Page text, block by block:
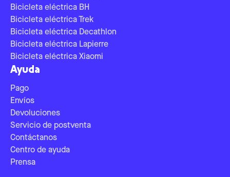
Bicicleta eléctrica BH
Bicicleta eléctrica Trek
Bicicleta eléctrica Decathlon
Bicicleta eléctrica Lapierre
Bicicleta eléctrica Xiaomi
Ayuda
Pago
Envíos
Devoluciones
Servicio de postventa
Contáctanos
Centro de ayuda
Prensa